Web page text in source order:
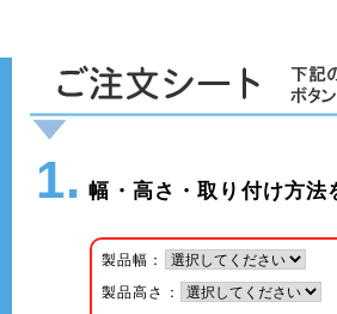
1. 幅・高さ・取り付け方法
製品幅：
製品高さ：